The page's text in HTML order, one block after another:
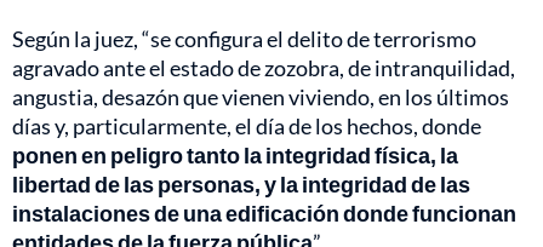
Según la juez, “se configura el delito de terrorismo
agravado ante el estado de zozobra, de intranquilidad,
angustia, desazón que vienen viviendo, en los últimos
días y, particularmente, el día de los hechos, donde
ponen en peligro tanto la integridad física, la
libertad de las personas, y la integridad de las
instalaciones de una edificación donde funcionan
entidades de la fuerza pública”.